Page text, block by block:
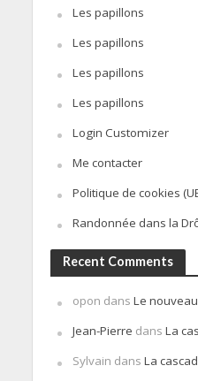
Les papillons
Les papillons
Les papillons
Les papillons
Login Customizer
Me contacter
Politique de cookies
Randonnée dans la
Recent Comments
opon dans Le
Jean-Pierre dans La
Sylvain dans La